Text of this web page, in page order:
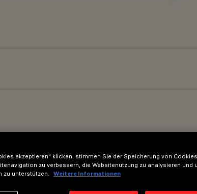
akzeptieren“ klicken, stimmen Sie der Speicherung von
zu verbessern, die Websitenutzung zu analysieren und
zu unterstützen.
Weitere Informationen